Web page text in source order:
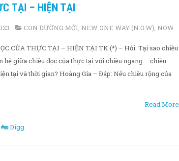
TẠI – HIỆN TẠI
CON ĐƯỜNG MỚI, NEW ONE WAY (N.O.W), NOW
CỦA THỰC TẠI – HIỆN TẠI TK (*) – Hỏi: Tại sao chiều
hệ giữa chiều dọc của thực tại với chiều ngang – chiều
tại và thời gian? Hoàng Gia – Đáp: Nếu chiều rộng của
Read More
Digg